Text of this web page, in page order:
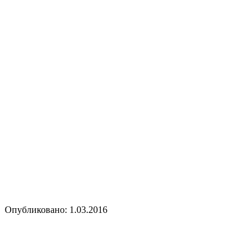
Опубликовано: 1.03.2016